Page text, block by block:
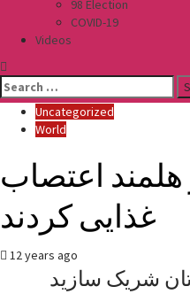
98 Election
COVID-19
Videos
Search
for:
Uncategorized
World
هلمند اعتصاب
غذایی کردند
12 years ago
شریک سازید